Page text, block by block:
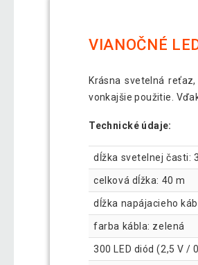
VIANOČNÉ
Krásna svetelná
vonkajšie použitie.
Technické údaje:
dĺžka svetelnej časti:
celková dĺžka: 40 m
dĺžka napájacieho
farba kábla: zelená
300 LED diód (2,5 V /